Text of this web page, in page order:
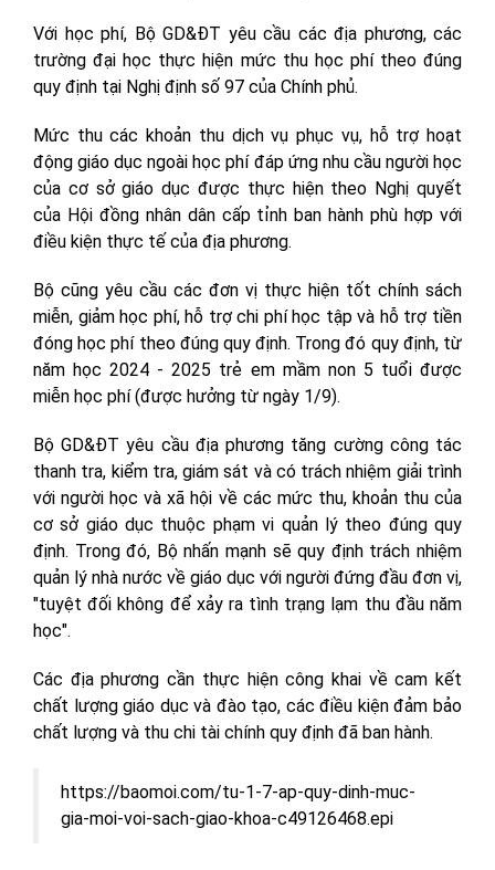
Với học phí, Bộ GD&ĐT yêu cầu các địa phương, các
trường đại học thực hiện mức thu học phí theo đúng
quy định tại Nghị định số 97 của Chính phủ.
Mức thu các khoản thu dịch vụ phục vụ, hỗ trợ hoạt
động giáo dục ngoài học phí đáp ứng nhu cầu người học
của cơ sở giáo dục được thực hiện theo Nghị quyết
của Hội đồng nhân dân cấp tỉnh ban hành phù hợp với
điều kiện thực tế của địa phương.
Bộ cũng yêu cầu các đơn vị thực hiện tốt chính sách
miễn, giảm học phí, hỗ trợ chi phí học tập và hỗ trợ tiền
đóng học phí theo đúng quy định. Trong đó quy định, từ
năm học 2024 - 2025 trẻ em mầm non 5 tuổi được
miễn học phí (được hưởng từ ngày 1/9).
Bộ GD&ĐT yêu cầu địa phương tăng cường công tác
thanh tra, kiểm tra, giám sát và có trách nhiệm giải trình
với người học và xã hội về các mức thu, khoản thu của
cơ sở giáo dục thuộc phạm vi quản lý theo đúng quy
định. Trong đó, Bộ nhấn mạnh sẽ quy định trách nhiệm
quản lý nhà nước về giáo dục với người đứng đầu đơn vị,
"tuyệt đối không để xảy ra tình trạng lạm thu đầu năm
học".
Các địa phương cần thực hiện công khai về cam kết
chất lượng giáo dục và đào tạo, các điều kiện đảm bảo
chất lượng và thu chi tài chính quy định đã ban hành.
https://baomoi.com/tu-1-7-ap-quy-dinh-muc-
gia-moi-voi-sach-giao-khoa-c49126468.epi